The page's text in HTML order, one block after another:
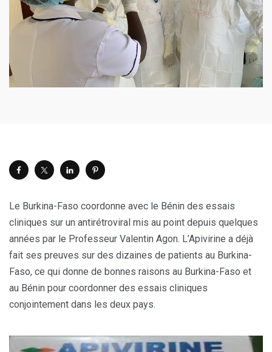
Le Burkina-Faso coordonne avec le Bénin des essais
cliniques sur un antirétroviral mis au point depuis quelques
années par le Professeur Valentin Agon. L’Apivirine a déjà
fait ses preuves sur des dizaines de patients au Burkina-
Faso, ce qui donne de bonnes raisons au Burkina-Faso et
au Bénin pour coordonner des essais cliniques
conjointement dans les deux pays.